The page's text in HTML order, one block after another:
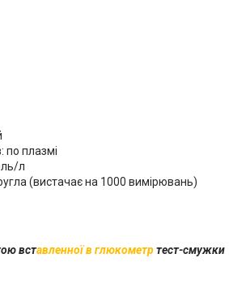
по плазмі
л
(вистачає на 1000 вимірювань)
вставленної в глюкометртест-смужки